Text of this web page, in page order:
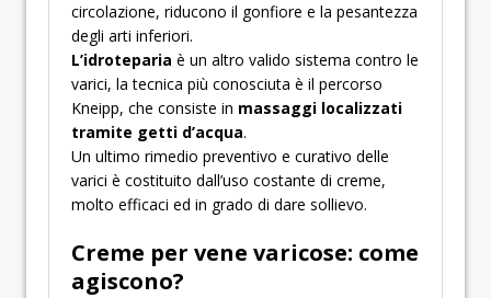
circolazione, riducono il gonfiore e la pesantezza
degli arti inferiori.
L’idroteparia è un altro valido sistema contro le
varici, la tecnica più conosciuta è il percorso
Kneipp, che consiste in massaggi localizzati
tramite getti d’acqua.
Un ultimo rimedio preventivo e curativo delle
varici è costituito dall’uso costante di creme,
molto efficaci ed in grado di dare sollievo.
Creme per vene varicose: come
agiscono?